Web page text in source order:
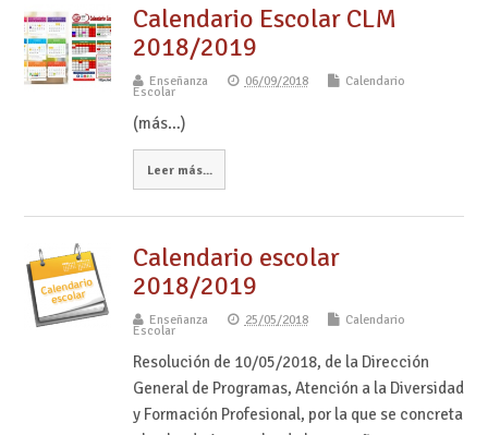
Calendario Escolar CLM
2018/2019
Enseñanza 06/09/2018 Calendario
Escolar
(más…)
Leer más...
Calendario escolar
2018/2019
Enseñanza 25/05/2018 Calendario
Escolar
Resolución de 10/05/2018, de la Dirección
General de Programas, Atención a la Diversidad
y Formación Profesional, por la que se concreta